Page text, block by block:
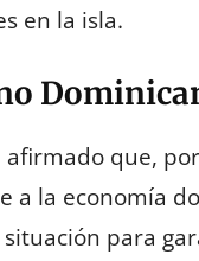
en la isla.
que,
a la economía
para